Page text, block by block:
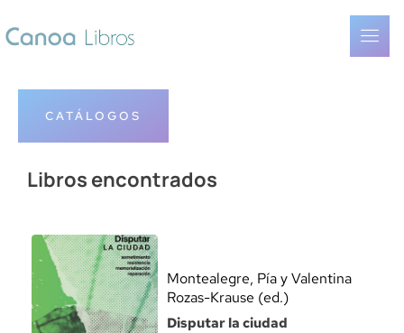
CATÁLOGOS
Libros encontrados
Montealegre, Pía y Valentina
Rozas-Krause (ed.)
Disputar la ciudad